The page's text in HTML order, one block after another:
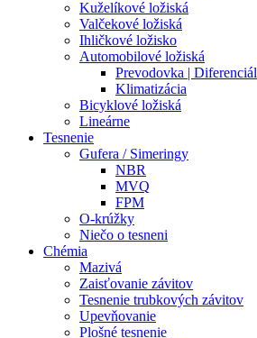
Kuželíkové ložiská
Valčekové ložiská
Ihličkové ložisko
Automobilové ložiská
Prevodovka | Diferenciál
Klimatizácia
Bicyklové ložiská
Lineárne
Tesnenie
Gufera / Simeringy
NBR
MVQ
FPM
O-krúžky
Niečo o tesneni
Chémia
Mazivá
Zaisťovanie závitov
Tesnenie trubkových závitov
Upevňovanie
Plošné tesnenie